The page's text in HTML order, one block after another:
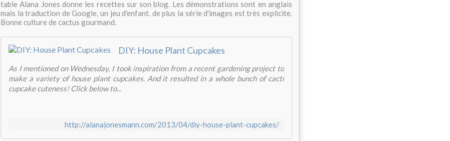
table Alana Jones donne les recettes sur son blog. Les démonstrations sont en anglais
mais la traduction de Google, un jeu d'enfant. de plus la série d'images est très explicite.
Bonne culture de cactus gourmand.
DIY: House Plant Cupcakes
As I mentioned on Wednesday, I took inspiration from a recent gardening project to
make a variety of house plant cupcakes. And it resulted in a whole bunch of cacti
cupcake cuteness! Click below to...
http://alanajonesmann.com/2013/04/diy-house-plant-cupcakes/